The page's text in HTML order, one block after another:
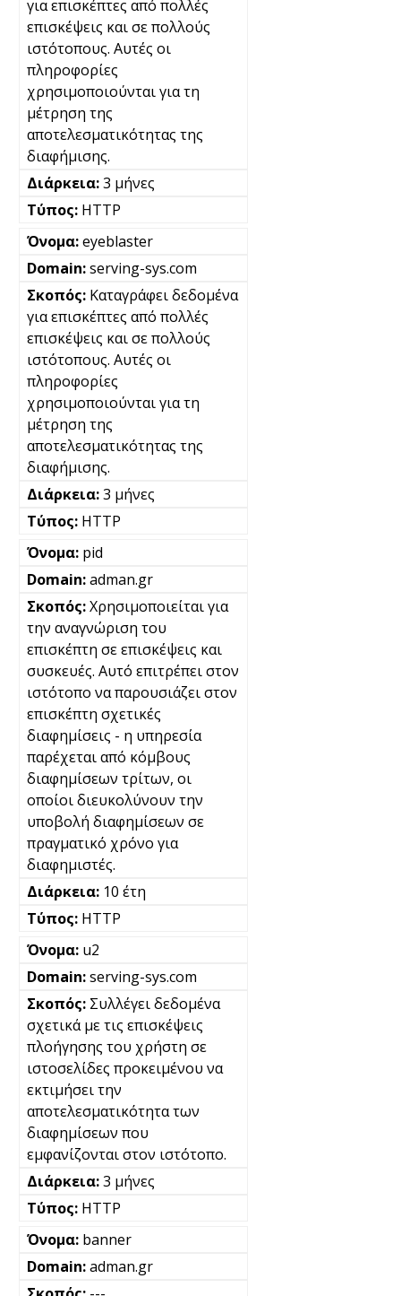
για επισκέπτες από πολλές
επισκέψεις και σε πολλούς
ιστότοπους. Αυτές οι
πληροφορίες
χρησιμοποιούνται για τη
μέτρηση της
αποτελεσματικότητας της
διαφήμισης.
3 μήνες
HTTP
eyeblaster
serving-sys.com
Καταγράφει δεδομένα
για επισκέπτες από πολλές
επισκέψεις και σε πολλούς
ιστότοπους. Αυτές οι
πληροφορίες
χρησιμοποιούνται για τη
μέτρηση της
αποτελεσματικότητας της
διαφήμισης.
3 μήνες
HTTP
pid
adman.gr
Χρησιμοποιείται για
την αναγνώριση του
επισκέπτη σε επισκέψεις και
συσκευές. Αυτό επιτρέπει στον
ιστότοπο να παρουσιάζει στον
επισκέπτη σχετικές
διαφημίσεις - η υπηρεσία
παρέχεται από κόμβους
διαφημίσεων τρίτων, οι
οποίοι διευκολύνουν την
υποβολή διαφημίσεων σε
πραγματικό χρόνο για
διαφημιστές.
10 έτη
HTTP
u2
serving-sys.com
Συλλέγει δεδομένα
σχετικά με τις επισκέψεις
πλοήγησης του χρήστη σε
ιστοσελίδες προκειμένου να
εκτιμήσει την
αποτελεσματικότητα των
διαφημίσεων που
εμφανίζονται στον ιστότοπο.
3 μήνες
HTTP
banner
adman.gr